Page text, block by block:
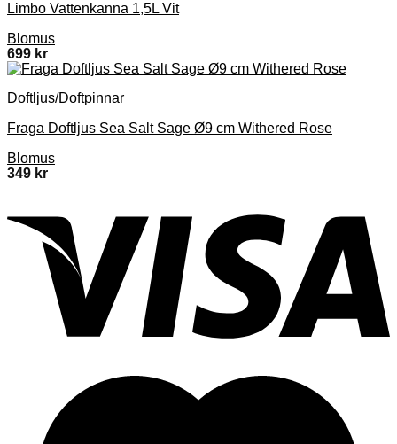
Limbo Vattenkanna 1,5L Vit
Blomus
699 kr
Doftljus/Doftpinnar
Fraga Doftljus Sea Salt Sage Ø9 cm Withered Rose
Blomus
349 kr